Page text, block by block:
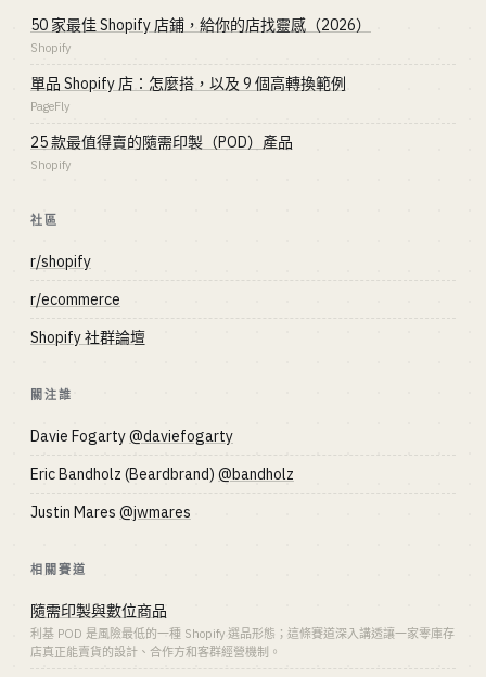
50 家最佳 Shopify 店鋪，給你的店找靈感（2026）
Shopify
單品 Shopify 店：怎麼搭，以及 9 個高轉換範例
PageFly
25 款最值得賣的隨需印製（POD）產品
Shopify
社區
r/shopify
r/ecommerce
Shopify 社群論壇
關注誰
Davie Fogarty@daviefogarty
Eric Bandholz (Beardbrand) @bandholz
Justin Mares @jwmares
相關賽道
隨需印製與數位商品
利基 POD 是風險最低的一種 Shopify 選品形態；這條賽道深入講透讓一家零庫存
店真正能賣貨的設計、合作方和客群經營機制。